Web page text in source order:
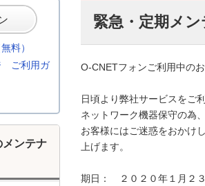
緊急・定期メ
O-CNETフォンご利用中の
日頃より弊社サービスをご
ネットワーク機器保守の為
お客様にはご迷惑をおかけ
上げます。
期日：　２０２０年１月２
料）
ご利用ガ
ンテナ